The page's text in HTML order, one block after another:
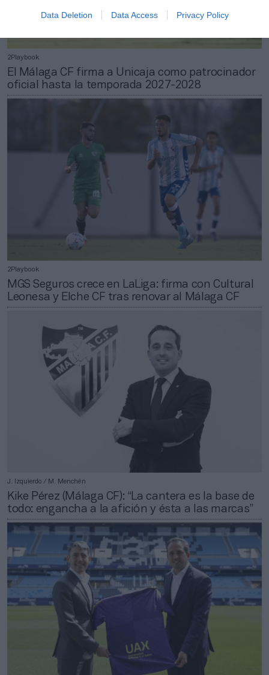
Data Deletion Data Access Privacy Policy
2Playbook
El Málaga CF firma a Unicaja como patrocinador
oficial hasta la temporada 2027-2028
2Playbook
MGS Seguros crece en LaLiga: firma con Cultural
Leonesa y Elche CF tras renovar al Málaga CF
J. Izquierdo / M. Menchén
Kike Pérez (Málaga CF): “La cantera es la base de
todo: engancha a la afición y ésta a las marcas”